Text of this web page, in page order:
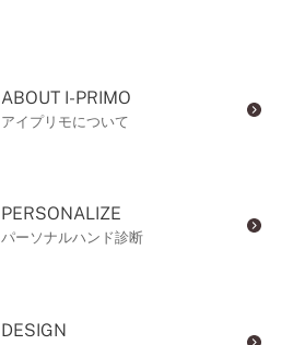
ABOUT I-PRIMO
アイプリモについて
PERSONALIZE
パーソナルハンド診断
DESIGN